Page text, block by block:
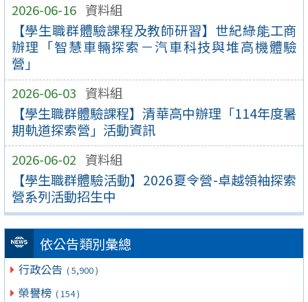
2026-06-16 資料組
【學生職群體驗課程及教師研習】世紀綠能工商
辦理「智慧車輛探索－汽車科技與堆高機體驗
營」
2026-06-03 資料組
【學生職群體驗課程】清華高中辦理「114年度暑
期軌道探索營」活動資訊
2026-06-02 資料組
【學生職群體驗活動】2026夏令營-卓越領袖探索
營系列活動招生中
依公告類別彙總
行政公告 ( 5,900 )
榮譽榜 ( 154 )